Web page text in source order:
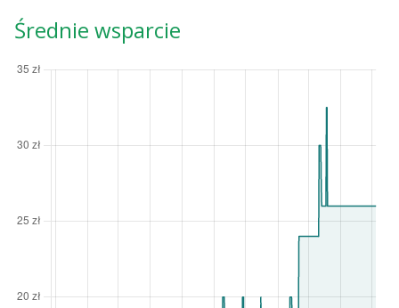
Średnie wsparcie